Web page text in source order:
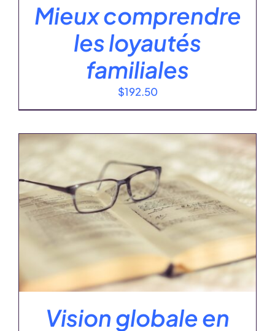
Mieux comprendre
les loyautés
familiales
$192.50
Vision globale en